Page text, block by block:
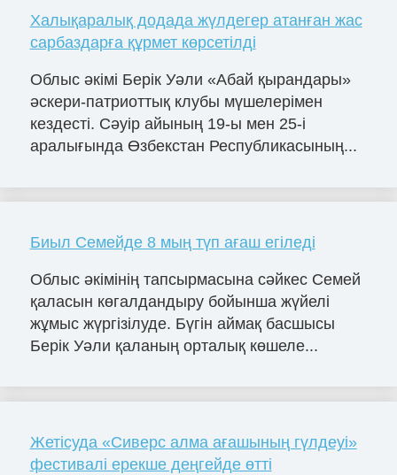
Халықаралық додада жүлдегер атанған жас
сарбаздарға құрмет көрсетілді
Облыс әкімі Берік Уәли «Абай қырандары»
әскери-патриоттық клубы мүшелерімен
кездесті. Сәуір айының 19-ы мен 25-і
аралығында Өзбекстан Республикасының...
Биыл Семейде 8 мың түп ағаш егіледі
Облыс әкімінің тапсырмасына сәйкес Семей
қаласын көгалдандыру бойынша жүйелі
жұмыс жүргізілуде. Бүгін аймақ басшысы
Берік Уәли қаланың орталық көшеле...
Жетісуда «Сиверс алма ағашының гүлдеуі»
фестивалі ерекше деңгейде өтті